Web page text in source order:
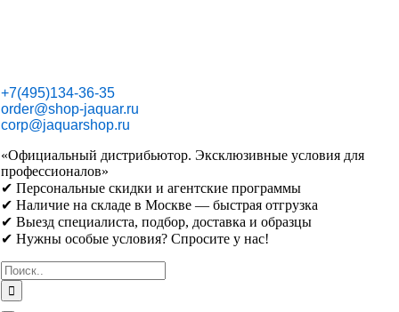
+7(495)134-36-35
order@shop-jaquar.ru
corp@jaquarshop.ru
«Официальный дистрибьютор. Эксклюзивные условия для
профессионалов»
✔ Персональные скидки и агентские программы
✔ Наличие на складе в Москве — быстрая отгрузка
✔ Выезд специалиста, подбор, доставка и образцы
✔ Нужны особые условия? Спросите у нас!
Результат
поиска: